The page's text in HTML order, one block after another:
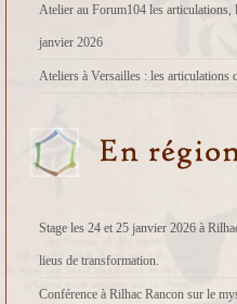
Atelier au Forum104 les articulations,
janvier 2026
Ateliers à Versailles : les articulations
Stage les 24 et 25 janvier 2026 à
lieus de transformation.
Conférence à Rilhac Rancon sur le